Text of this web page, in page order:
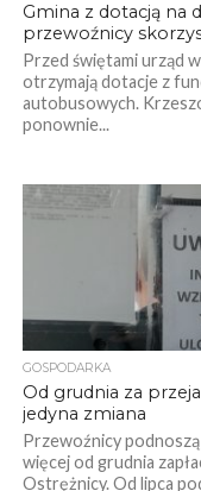
Gmina z dotacją na
przewoźnicy
Przed świętami urząd
otrzymają dotacje z
autobusowych.
ponownie...
GOSPODARKA
Od grudnia za
jedyna zmiana
Przewoźnicy
więcej od grudnia
Ostrężnicy. Od lipca